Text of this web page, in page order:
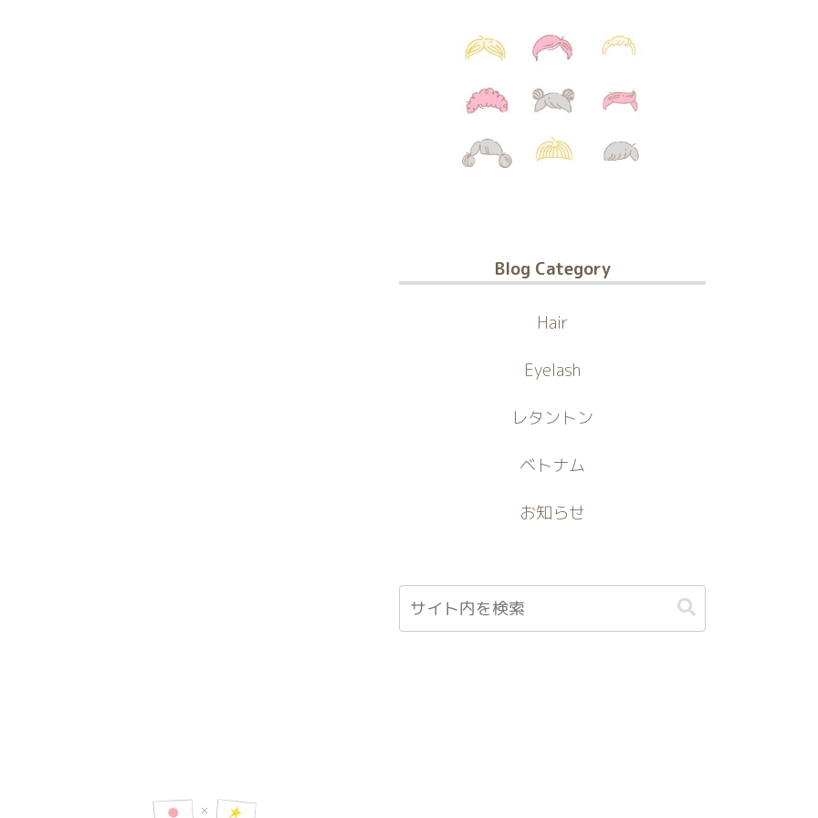
Blog Category
Hair
Eyelash
レタントン
ベトナム
お知らせ